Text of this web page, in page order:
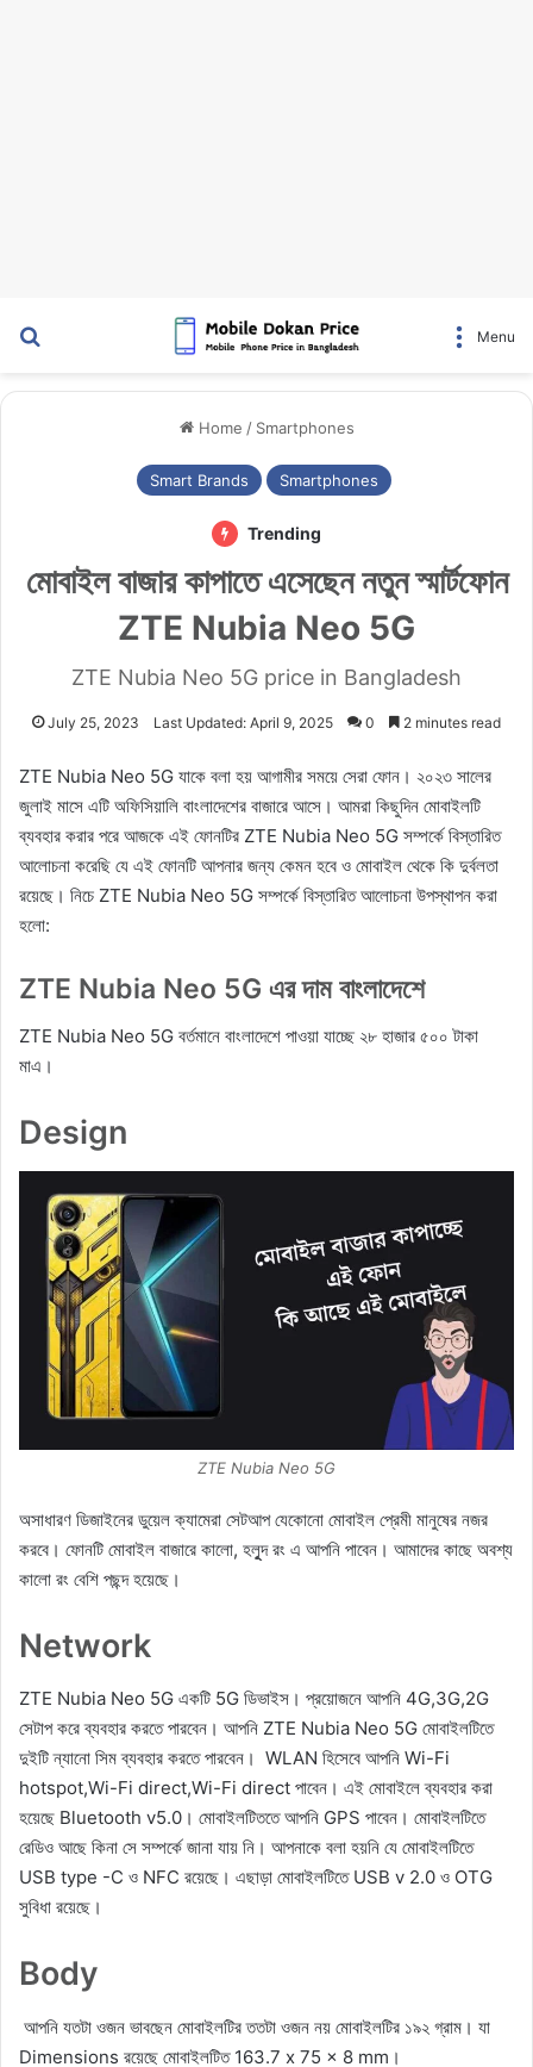
Menu
Home / Smartphones
Smart Brands Smartphones
Trending
মোবাইল বাজার কাপাতে এসেছেন নতুন স্মার্টফোন
ZTE Nubia Neo 5G
ZTE Nubia Neo 5G price in Bangladesh
July 25, 2023 Last Updated: April 9, 2025 0 2 minutes read
ZTE Nubia Neo 5G যাকে বলা হয় আগামীর সময়ে সেরা ফোন। ২০২৩ সালের
জুলাই মাসে এটি অফিসিয়ালি বাংলাদেশের বাজারে আসে। আমরা কিছুদিন মোবাইলটি
ব্যবহার করার পরে আজকে এই ফোনটির ZTE Nubia Neo 5G সম্পর্কে বিস্তারিত
আলোচনা করেছি যে এই ফোনটি আপনার জন্য কেমন হবে ও মোবাইল থেকে কি দুর্বলতা
রয়েছে। নিচে ZTE Nubia Neo 5G সম্পর্কে বিস্তারিত আলোচনা উপস্থাপন করা
হলো:
ZTE Nubia Neo 5G এর দাম বাংলাদেশে
ZTE Nubia Neo 5G বর্তমানে বাংলাদেশে পাওয়া যাচ্ছে ২৮ হাজার ৫০০ টাকা
মাএ।
Design
ZTE Nubia Neo 5G
অসাধারণ ডিজাইনের ডুয়েল ক্যামেরা সেটআপ যেকোনো মোবাইল প্রেমী মানুষের নজর
করবে। ফোনটি মোবাইল বাজারে কালো, হলুূদ রং এ আপনি পাবেন। আমাদের কাছে অবশ্য
কালো রং বেশি পছন্দ হয়েছে।
Network
ZTE Nubia Neo 5G একটি 5G ডিভাইস। প্রয়োজনে আপনি 4G,3G,2G
সেটাপ করে ব্যবহার করতে পারবেন। আপনি ZTE Nubia Neo 5G মোবাইলটিতে
দুইটি ন্যানো সিম ব্যবহার করতে পারবেন। WLAN হিসেবে আপনি Wi-Fi
hotspot,Wi-Fi direct,Wi-Fi direct পাবেন। এই মোবাইলে ব্যবহার করা
হয়েছে Bluetooth v5.0। মোবাইলটিততে আপনি GPS পাবেন। মোবাইলটিতে
রেডিও আছে কিনা সে সম্পর্কে জানা যায় নি। আপনাকে বলা হয়নি যে মোবাইলটিতে
USB type -C ও NFC রয়েছে। এছাড়া মোবাইলটিতে USB v 2.0 ও OTG
সুবিধা রয়েছে।
Body
আপনি যতটা ওজন ভাবছেন মোবাইলটির ততটা ওজন নয় মোবাইলটির ১৯২ গ্রাম। যা
Dimensions রয়েছে মোবাইলটিত 163.7 x 75 x 8 mm।